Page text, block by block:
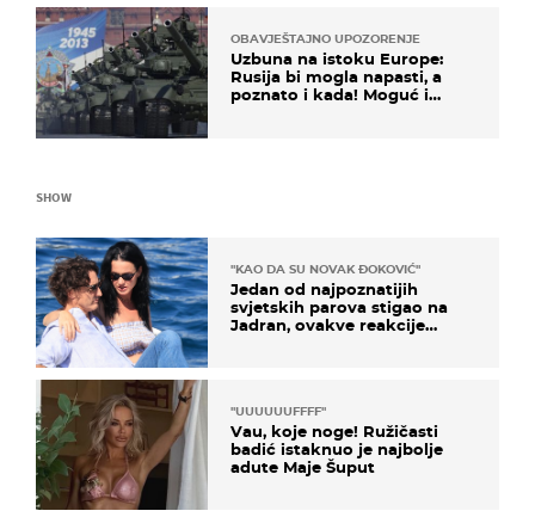
OBAVJEŠTAJNO UPOZORENJE
Uzbuna na istoku Europe:
Rusija bi mogla napasti, a
poznato i kada! Moguć i
SHOW
"KAO DA SU NOVAK ĐOKOVIĆ"
Jedan od najpoznatijih
svjetskih parova stigao na
Jadran, ovakve reakcije
"UUUUUUFFFF"
Vau, koje noge! Ružičasti
badić istaknuo je najbolje
adute Maje Šuput